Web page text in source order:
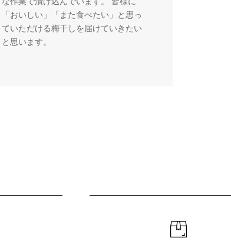
「おいしい」「また食べたい」と思っ
ていただける梅干しを届けていきたい
と思います。